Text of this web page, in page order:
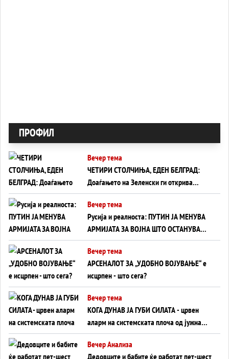
ПРОФИЛ
Вечер тема
ЧЕТИРИ СТОЛЧИЊА, ЕДЕН БЕЛГРАД:
Доаѓањето на Зеленски ги открива
тајните на политиката на балансирање
на Вучиќ
Вечер тема
Русија и реалноста: ПУТИН ЈА МЕНУВА
АРМИЈАТА ЗА ВОЈНА ШТО ОСТАНУВА
БЕЗ ФРОНТ
Вечер тема
АРСЕНАЛОТ ЗА „УДОБНО ВОЈУВАЊЕ“ е
исцрпен - што сега?
Вечер тема
КОГА ДУНАВ ЈА ГУБИ СИЛАТА - црвен
аларм на системската плоча од јужна
Германија до Црното Море...
Вечер Анализа
Дедовците и бабите ќе работат пет-шест